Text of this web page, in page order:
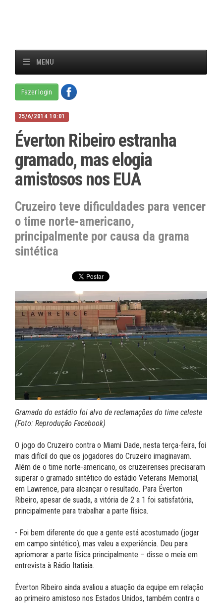
MENU
Fazer login
25/6/2014 10:01
Éverton Ribeiro estranha
gramado, mas elogia
amistosos nos EUA
Cruzeiro teve dificuldades para vencer
o time norte-americano,
principalmente por causa da grama
sintética
Gramado do estádio foi alvo de reclamações do time celeste
(Foto: Reprodução Facebook)
O jogo do Cruzeiro contra o Miami Dade, nesta terça-feira, foi
mais difícil do que os jogadores do Cruzeiro imaginavam.
Além de o time norte-americano, os cruzeirenses precisaram
superar o gramado sintético do estádio Veterans Memorial,
em Lawrence, para alcançar o resultado. Para Éverton
Ribeiro, apesar de suada, a vitória de 2 a 1 foi satisfatória,
principalmente para trabalhar a parte física.
- Foi bem diferente do que a gente está acostumado (jogar
em campo sintético), mas valeu a experiência. Deu para
apriomorar a parte física principalmente – disse o meia em
entrevista à Rádio Itatiaia.
Éverton Ribeiro ainda avaliou a atuação da equipe em relação
ao primeiro amistoso nos Estados Unidos, também contra o